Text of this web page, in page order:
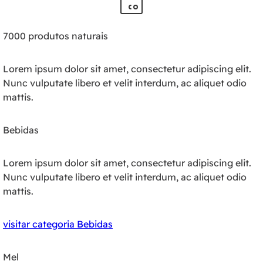
7000 produtos naturais
Lorem ipsum dolor sit amet, consectetur adipiscing elit.
Nunc vulputate libero et velit interdum, ac aliquet odio
mattis.
Bebidas
Lorem ipsum dolor sit amet, consectetur adipiscing elit.
Nunc vulputate libero et velit interdum, ac aliquet odio
mattis.
visitar categoria Bebidas
Mel